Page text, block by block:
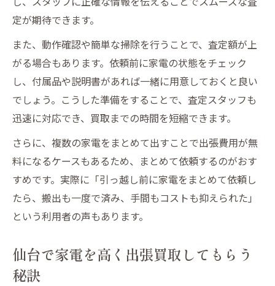
家電出張買取を仙台で活用した節約術
仙台で家電を無駄なく処分できる出張買取
活用法
出張買取で家電の処分費用を仙台で抑える
コツ
仙台で家電出張買取によるお得な手放し方
仙台の家電出張買取を安心して依頼するポイン
ト
仙台で家電出張買取を安心して依頼する基
準
信頼できる仙台の家電出張買取業者を選ぶ
仙台で家電出張買取の口コミを確認する重
定が期待できます。
また、動作確認や簡単な掃除を行うことで、査定額が上
がる場合もあります。依頼前に家電の状態をチェック
し、付属品や説明書があれば一緒に用意しておくと良い
でしょう。こうした準備をすることで、査定スタッフも
迅速に対応でき、買取までの時間を短縮できます。
さらに、複数の家電をまとめて出すことで出張費用が無
料になるケースもあるため、まとめて依頼するのがおす
すめです。実際に「引っ越し前に家電をまとめて依頼し
たら、搬出も一度で済み、手間もコストも抑えられた」
という利用者の声もあります。
仙台で家電を高く出張買取してもらう
秘訣